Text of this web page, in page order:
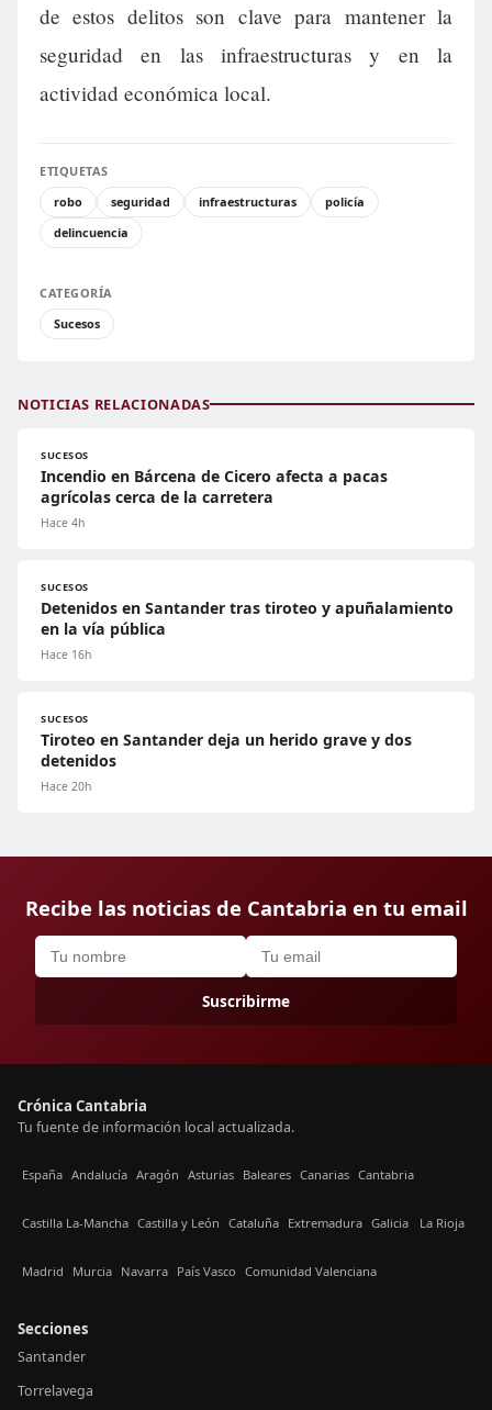
de estos delitos son clave para mantener la
seguridad en las infraestructuras y en la
actividad económica local.
ETIQUETAS
robo
seguridad infraestructuras
policía
delincuencia
CATEGORÍA
Sucesos
NOTICIAS RELACIONADAS
SUCESOS
Incendio en Bárcena de Cicero afecta a pacas
agrícolas cerca de la carretera
Hace 4h
SUCESOS
Detenidos en Santander tras tiroteo y apuñalamiento
en la vía pública
Hace 16h
SUCESOS
Tiroteo en Santander deja un herido grave y dos
detenidos
Hace 20h
Recibe las noticias de Cantabria en tu email
Suscribirme
Crónica Cantabria
Tu fuente de información local actualizada.
España Andalucía Aragón Asturias Baleares Canarias Cantabria
Castilla La-Mancha Castilla y León Cataluña Extremadura Galicia La Rioja
Madrid Murcia Navarra País Vasco Comunidad Valenciana
Secciones
Santander
Torrelavega